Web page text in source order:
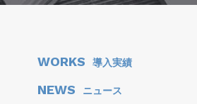
WORKS 導入実績
NEWS ニュース